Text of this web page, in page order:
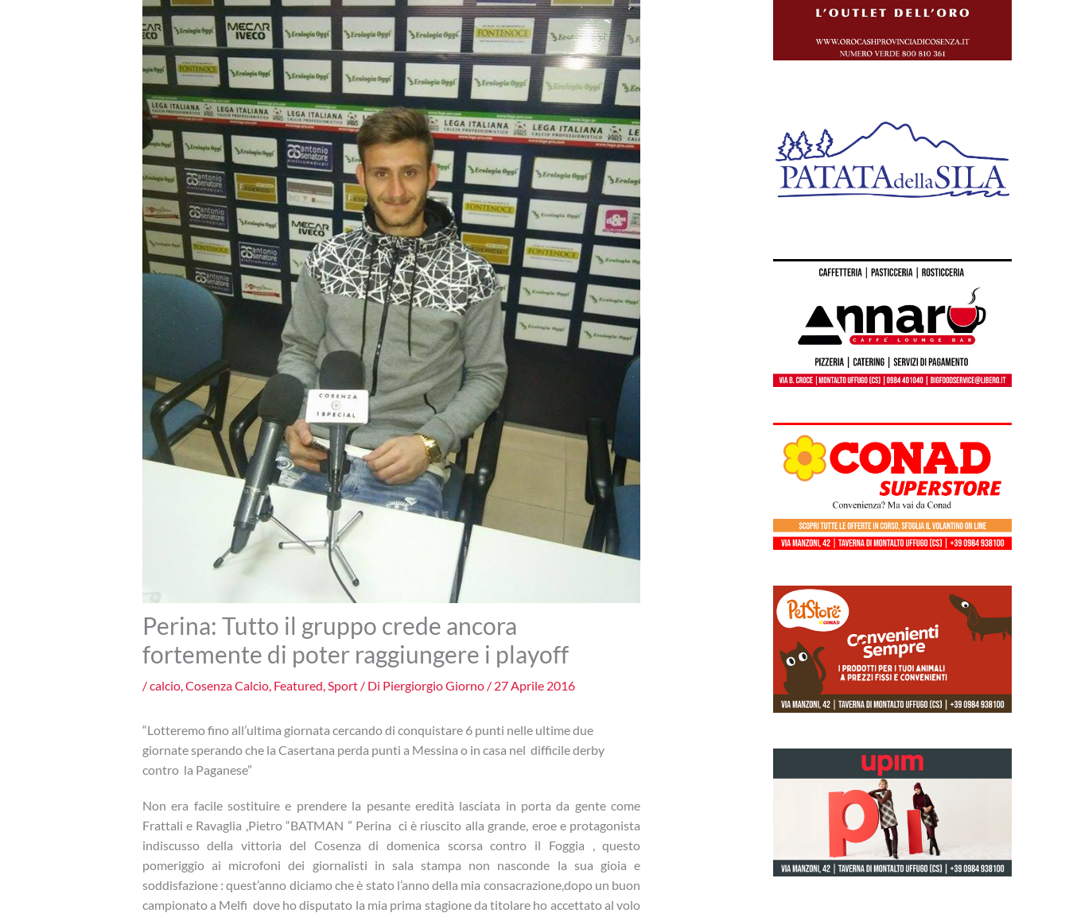
Perina: Tutto il gruppo crede ancora
fortemente di poter raggiungere i playoff
/calcio, Cosenza Calcio, Featured Sport/ Di Piergiorgio Giorno / 27 Aprile 2016
“Lotteremo fino all’ultima giornata cercando di conquistare 6 punti nelle ultime due
giornate sperando che la Casertana perda punti a Messina o in casa nel difficile derby
contro la Paganese”
Non era facile sostituire e prendere la pesante eredità lasciata in porta da gente come
Frattali e Ravaglia ,Pietro “BATMAN ” Perina ci è riuscito alla grande, eroe e protagonista
indiscusso della vittoria del Cosenza di domenica scorsa contro il Foggia , questo
pomeriggio ai microfoni dei giornalisti in sala stampa non nasconde la sua gioia e
soddisfazione : quest’anno diciamo che è stato l’anno della mia consacrazione,dopo un buon
campionato a Melfi dove ho disputato la mia prima stagione da titolare ho accettato al volo